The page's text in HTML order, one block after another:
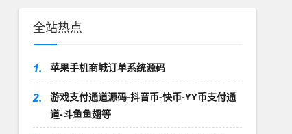
全站热点
1. 苹果手机商城订单系统源码
2.
游戏支付通道源码-抖音币-快币-YY币支付通
道-斗鱼鱼翅等